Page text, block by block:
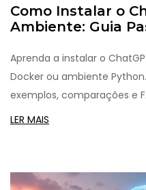
Como Instalar o
Ambiente: Guia
Aprenda a instalar o
Docker ou ambiente
exemplos, comparações e
LER MAIS